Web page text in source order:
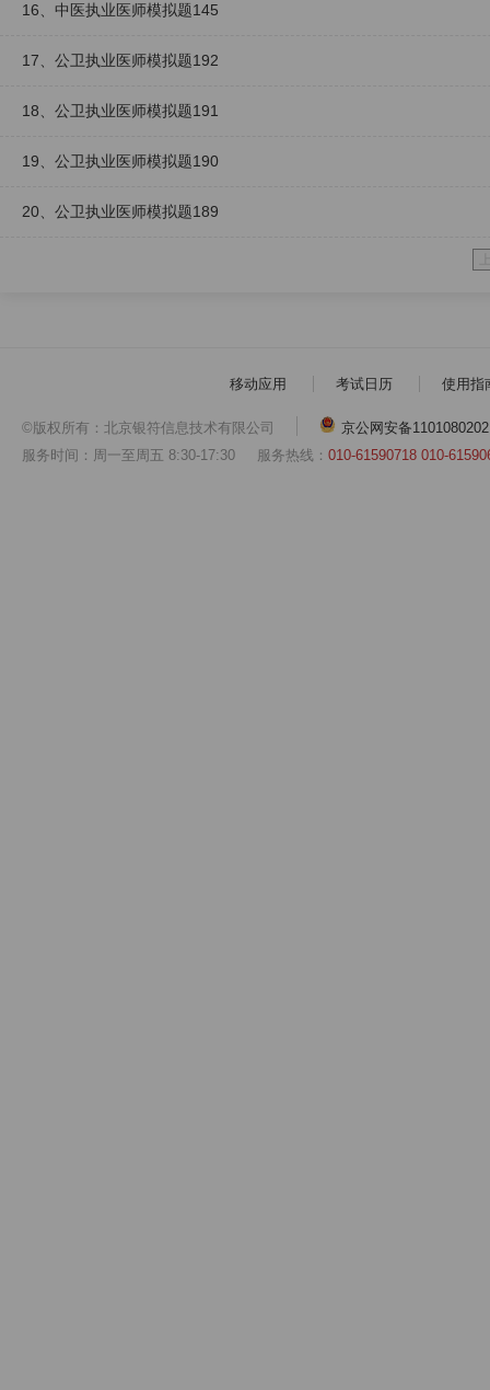
16、中医执业医师模拟题145
17、公卫执业医师模拟题192
18、公卫执业医师模拟题191
19、公卫执业医师模拟题190
20、公卫执业医师模拟题189
移动应用 考试日历 使用指
©版权所有：北京银符信息技术有限公司
京公网安备
服务时间：周一至周五 8:30-17:30 服务热线： 010-61590718 010-